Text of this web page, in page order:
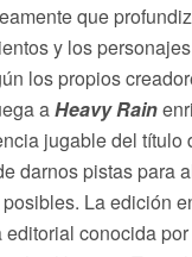
que
y los
los propios
aHeavy Rain
jugable del título
darnos pistas para
La edición
conocida